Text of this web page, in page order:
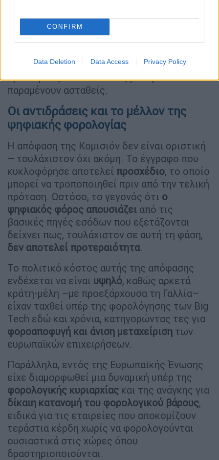
CONFIRM
Data Deletion Data Access Privacy Policy
Από την πλευρά της, η Ευρώπη χρειάζεται
επενδύσεις και σταθερότητα
παγκόσμια οικονομία αντιμετωπίζει
προκλήσεις και οι σχέσεις με την Κίνα
παραμένουν ασταθείς.
Οι αντιδράσεις και το μέλλον της
ψηφιακής φορολογίας
Η απόφαση της Κομισιόν δεν είναι οριστική
– τουλάχιστον όχι ακόμη. Το έγγραφο που
κυκλοφόρησε αποτελεί προσχέδιο, το οποίο
μπορεί να τροποποιηθεί πριν από την τελική
πρόταση. Ωστόσο, το γεγονός ότι ο
ψηφιακός φόρος απουσιάζει από τις
βασικές πηγές εσόδων που εξετάζονται
δείχνει πως, τουλάχιστον σε αυτή τη φάση,
δεν αποτελεί προτεραιότητα.
Το πολιτικό κόστος αυτής της απόφασης
ενδέχεται να είναι υψηλό, καθώς αρκετά
κράτη-μέλη –με προεξάρχουσα τη Γαλλία–
είχαν ταχθεί υπέρ της φορολόγησης των Big
Tech εδώ και χρόνια, κατηγορώντας τες για
φοροαποφυγή και άνιση μεταχείριση των
ευρωπαϊκών επιχειρήσεων.
Παράλληλα, εντός της Ευρωπαϊκής Ένωσης
είχε διαμορφωθεί μια δυναμική υπέρ της
φορολογικής κυριαρχίας και της ανάγκης για
δίκαιη κατανομή του φορολογικού βάρους,
ειδικά για τις εταιρείες που αποκομίζουν
τεράστια κέρδη χωρίς να φορολογούνται
ουσιαστικά στις χώρες όπου
δραστηριοποιούνται.